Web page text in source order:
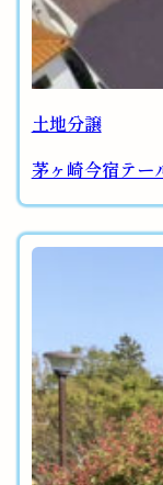
土地分譲
茅ヶ崎今宿テー